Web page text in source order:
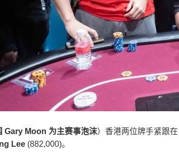
Gary Moon 为主赛事泡沫）香港两位牌手紧跟在
Lee (882,000)。